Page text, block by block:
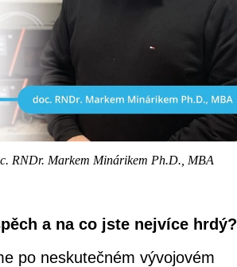
RNDr. Markem Minárikem Ph.D., MBA
a na co jste nejvíce hrdý?
po neskutečném vývojovém